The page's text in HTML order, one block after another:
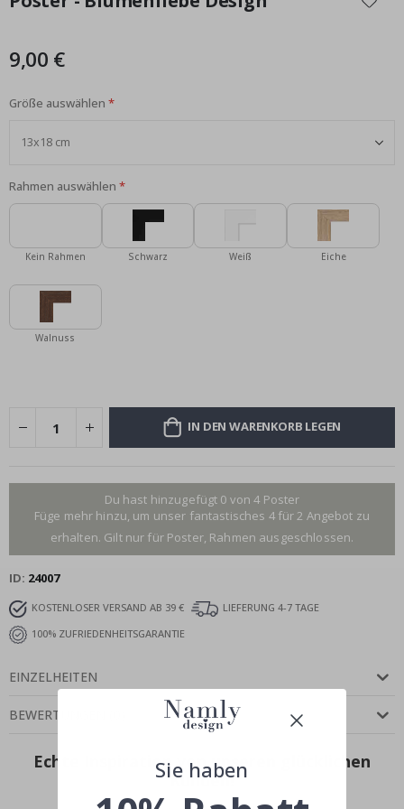
der
9,00 €
Größe auswählen
Rahmen auswählen
Kein Rahmen Schwarz Weiß Eiche
Walnuss
IN DEN WARENKORB LEGEN
Du hast hinzugefügt 0 von 4 Poster
Füge mehr hinzu, um unser fantastisches 4 für 2 Angebot zu
erhalten. Gilt nur für Poster, Rahmen ausgeschlossen.
ID 24007
KOSTENLOSER VERSAND AB 39 €
LIEFERUNG 4-7 TAGE
100% ZUFRIEDENHEITSGARANTIE
EINZELHEITEN
BEWERTUNGEN
Echte Inspiration von unseren glücklichen
Kunden!
Sie haben